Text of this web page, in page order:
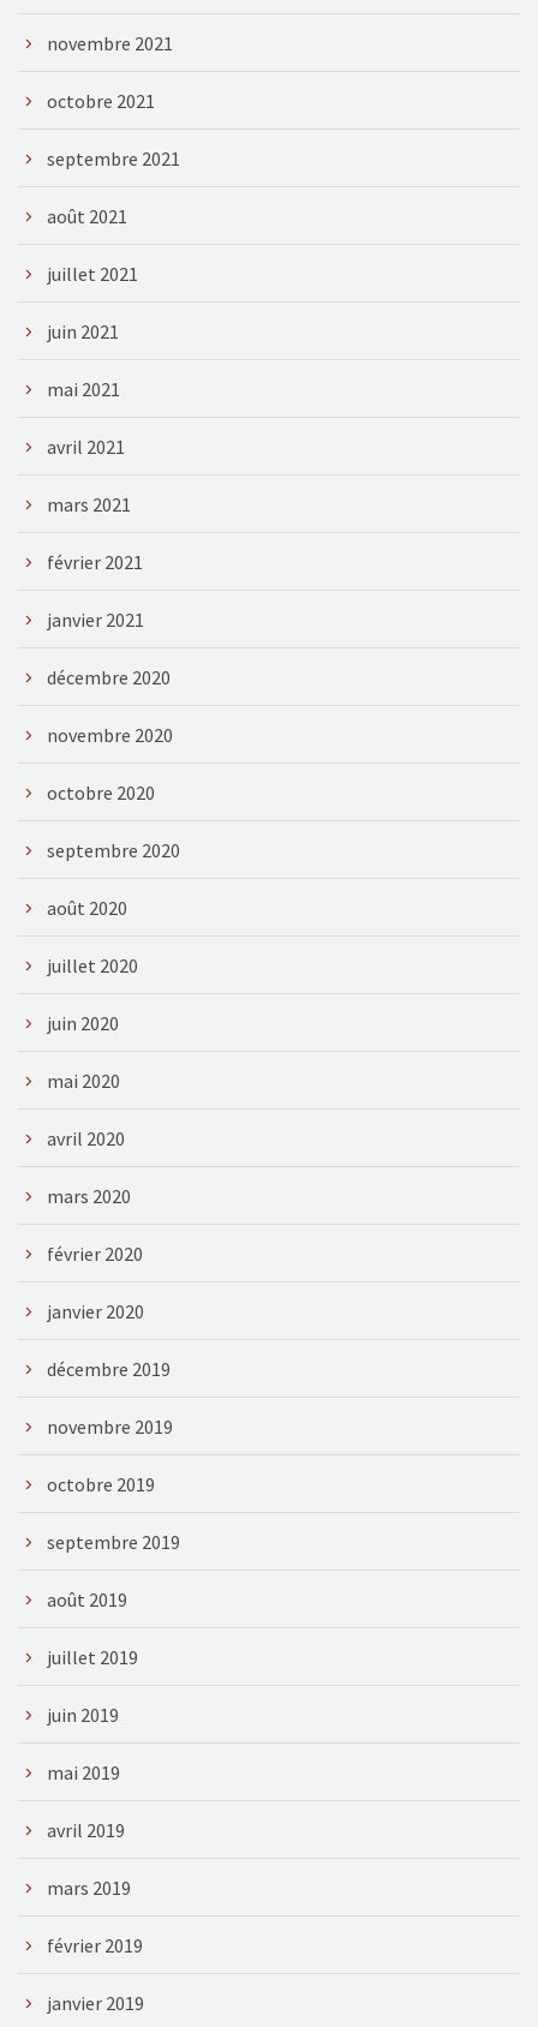
novembre 2021
octobre 2021
septembre 2021
août 2021
juillet 2021
juin 2021
mai 2021
avril 2021
mars 2021
février 2021
janvier 2021
décembre 2020
novembre 2020
octobre 2020
septembre 2020
août 2020
juillet 2020
juin 2020
mai 2020
avril 2020
mars 2020
février 2020
janvier 2020
décembre 2019
novembre 2019
octobre 2019
septembre 2019
août 2019
juillet 2019
juin 2019
mai 2019
avril 2019
mars 2019
février 2019
janvier 2019